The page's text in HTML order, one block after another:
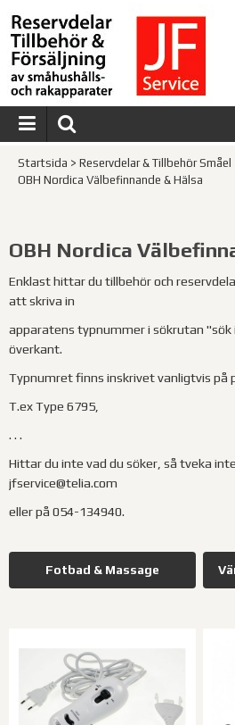
Startsida > Reservdelar & Tillbehör Småel
OBH Nordica Välbefinnande & Hälsa
OBH Nordica
Enklast hittar du tillbehör och
att skriva in
apparatens typnummer i sökrutan "sök
överkant.
Typnumret finns inskrivet vanligtvis på
T.ex Type 6795,
. . .
Hittar du inte vad du söker, så tveka
jfservice@telia.com
eller på 054-134940.
Fotbad & Massage